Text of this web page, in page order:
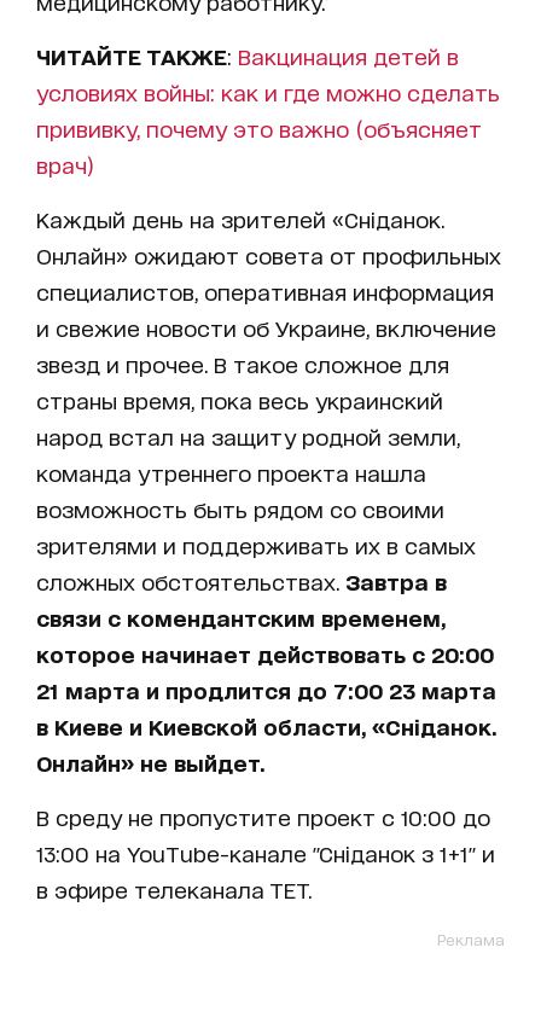
ЧИТАЙТЕ ТАКЖЕ: Вакцинация детей в
условиях войны: как и где можно сделать
прививку, почему это важно (объясняет
врач)
Каждый день на зрителей «Сніданок.
Онлайн» ожидают совета от профильных
специалистов, оперативная информация
и свежие новости об Украине, включение
звезд и прочее. В такое сложное для
страны время, пока весь украинский
народ встал на защиту родной земли,
команда утреннего проекта нашла
возможность быть рядом со своими
зрителями и поддерживать их в самых
сложных обстоятельствах. Завтра в
связи с комендантским временем,
которое начинает действовать с 20:00
21 марта и продлится до 7:00 23 марта
в Киеве и Киевской области, «Сніданок.
Онлайн» не выйдет.
В среду не пропустите проект с 10:00 до
13:00 на YouTube-канале "Сніданок з 1+1" и
в эфире телеканала ТЕТ.
Реклама